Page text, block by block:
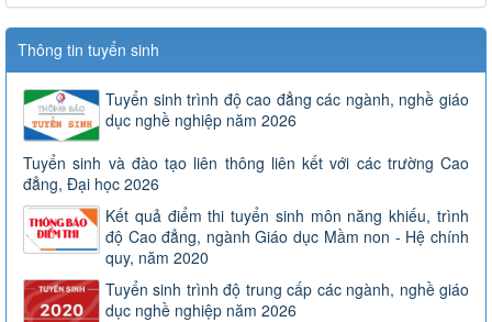
Thông tin tuyển sinh
Tuyển sinh trình độ cao đẳng các ngành, nghề giáo
dục nghề nghiệp năm 2026
Tuyển sinh và đào tạo liên thông liên kết với các trường Cao
đẳng, Đại học 2026
Kết quả điểm thi tuyển sinh môn năng khiếu, trình
độ Cao đẳng, ngành Giáo dục Mầm non - Hệ chính
quy, năm 2020
Tuyển sinh trình độ trung cấp các ngành, nghề giáo
dục nghề nghiệp năm 2026